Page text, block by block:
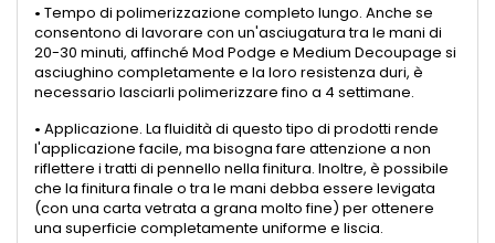
• Tempo di polimerizzazione completo lungo. Anche se
consentono di lavorare con un'asciugatura tra le mani di
20-30 minuti, affinché Mod Podge e Medium Decoupage si
asciughino completamente e la loro resistenza duri, è
necessario lasciarli polimerizzare fino a 4 settimane.
• Applicazione. La fluidità di questo tipo di prodotti rende
l'applicazione facile, ma bisogna fare attenzione a non
riflettere i tratti di pennello nella finitura. Inoltre, è possibile
che la finitura finale o tra le mani debba essere levigata
(con una carta vetrata a grana molto fine) per ottenere
una superficie completamente uniforme e liscia.